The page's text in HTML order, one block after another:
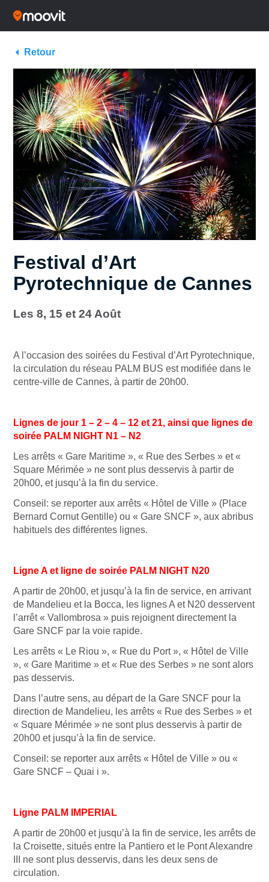
Retour
Festival d’Art
Pyrotechnique de Cannes
Les 8, 15 et 24 Août
A l’occasion des soirées du Festival d’Art Pyrotechnique,
la circulation du réseau PALM BUS est modifiée dans le
centre-ville de Cannes, à partir de 20h00.
Lignes de jour 1 – 2 – 4 – 12 et 21, ainsi que lignes de
soirée PALM NIGHT N1 – N2
Les arrêts « Gare Maritime », « Rue des Serbes » et «
Square Mérimée » ne sont plus desservis à partir de
20h00, et jusqu’à la fin du service.
Conseil: se reporter aux arrêts « Hôtel de Ville » (Place
Bernard Cornut Gentille) ou « Gare SNCF », aux abribus
habituels des différentes lignes.
Ligne A et ligne de soirée PALM NIGHT N20
A partir de 20h00, et jusqu’à la fin de service, en arrivant
de Mandelieu et la Bocca, les lignes A et N20 desservent
l’arrêt « Vallombrosa » puis rejoignent directement la
Gare SNCF par la voie rapide.
Les arrêts « Le Riou », « Rue du Port », « Hôtel de Ville
», « Gare Maritime » et « Rue des Serbes » ne sont alors
pas desservis.
Dans l’autre sens, au départ de la Gare SNCF pour la
direction de Mandelieu, les arrêts « Rue des Serbes » et
« Square Mérimée » ne sont plus desservis à partir de
20h00 et jusqu’à la fin de service.
Conseil: se reporter aux arrêts « Hôtel de Ville » ou «
Gare SNCF – Quai i ».
Ligne PALM IMPERIAL
A partir de 20h00 et jusqu’à la fin de service, les arrêts de
la Croisette, situés entre la Pantiero et le Pont Alexandre
III ne sont plus desservis, dans les deux sens de
circulation.